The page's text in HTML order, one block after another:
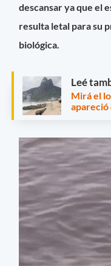
descansar ya que el
resulta letal para su
biológica.
Leé
Mirá el
apareció